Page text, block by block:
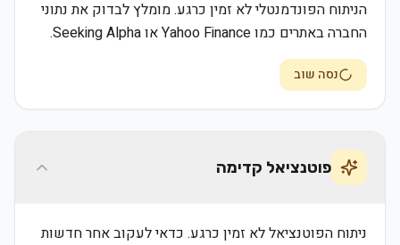
הניתוח הפונדמנטלי לא זמין כרגע. מומלץ לבדוק את נתוני
החברה באתרים כמו Yahoo Finance או Seeking Alpha.
נסה שוב
פוטנציאל קדימה
ניתוח הפוטנציאל לא זמין כרגע. כדאי לעקוב אחר חדשות